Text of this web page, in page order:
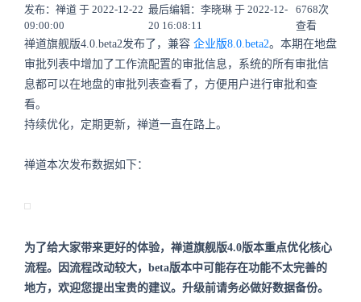
发布：禅道 于 2022-12-22
09:00:00
最后编辑：李晓琳 于 2022-12-
20 16:08:11
6768次
查看
禅道旗舰版4.0.beta2发布了，兼容 企业版8.0.beta2。本期在地盘
审批列表中增加了工作流配置的审批信息，系统的所有审批信
息都可以在地盘的审批列表查看了，方便用户进行审批和查
看。
持续优化，定期更新，禅道一直在路上。
禅道本次发布数据如下：
为了给大家带来更好的体验，禅道旗舰版4.0版本重点优化核心
流程。因流程改动较大，beta版本中可能存在功能不太完善的
地方，欢迎您提出宝贵的建议。升级前请务必做好数据备份。